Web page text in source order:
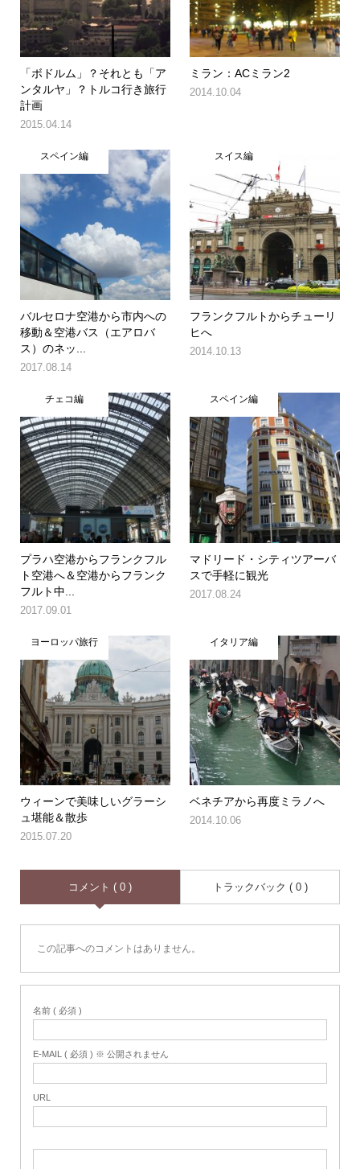
「ボドルム」？それとも「ア
ンタルヤ」？トルコ行き旅行
計画
2015.04.14
ミラン：ACミラン2
2014.10.04
スペイン編
バルセロナ空港から市内への
移動＆空港バス（エアロバ
ス）のネッ...
2017.08.14
スイス編
フランクフルトからチューリ
ヒへ
2014.10.13
チェコ編
プラハ空港からフランクフル
ト空港へ＆空港からフランク
フルト中...
2017.09.01
スペイン編
マドリード・シティツアーバ
スで手軽に観光
2017.08.24
ヨーロッパ旅行
ウィーンで美味しいグラーシ
ュ堪能＆散歩
2015.07.20
イタリア編
ベネチアから再度ミラノへ
2014.10.06
コメント ( 0 ) トラックバック ( 0 )
この記事へのコメントはありません。
名前 ( 必須 )
E-MAIL ( 必須 ) ※ 公開されません
URL